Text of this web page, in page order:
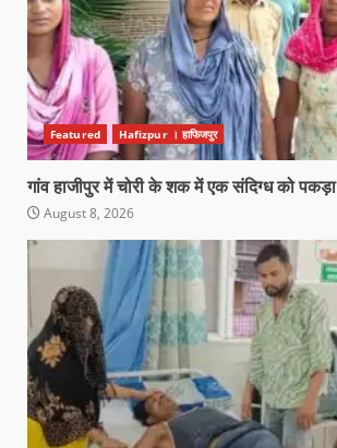
Featured Hafizpur । हाफिजपुर
गांव हाजीपुर में चोरी के शक में एक संदिग्ध को पकड़ा
August 8, 2026